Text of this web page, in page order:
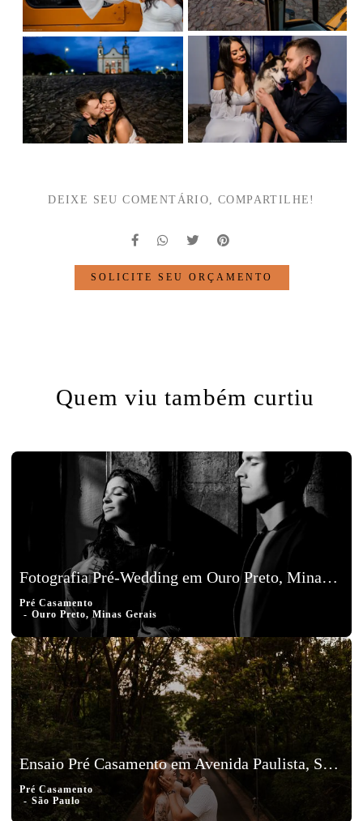
DEIXE SEU COMENTÁRIO, COMPARTILHE!
SOLICITE SEU ORÇAMENTO
Quem viu também curtiu
Fotografia Pré-Wedding em Ouro Preto, Minas Gerais, Jair e Vanessa
Pré Casamento
Ouro Preto, Minas Gerais
Ensaio Pré Casamento em Avenida Paulista, São Paulo - Isa e Charles
Pré Casamento
São Paulo